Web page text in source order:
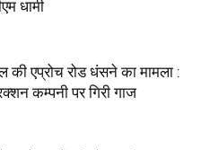
धामी
की एप्रोच रोड धंसने का मामला :
कम्पनी पर गिरी गाज